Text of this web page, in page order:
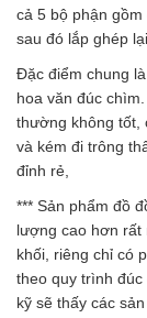
cả 5 bộ phận
sau đó lắp ghép lại.
Đặc điểm chung
hoa văn đúc
thường không tốt,
và kém đi trông
đỉnh rẻ,
*** Sản phẩm đồ
lượng cao hơn rất
khối, riêng chỉ có
theo quy trình
kỹ sẽ thấy các